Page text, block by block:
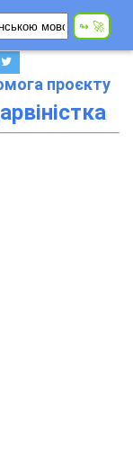
проєкту